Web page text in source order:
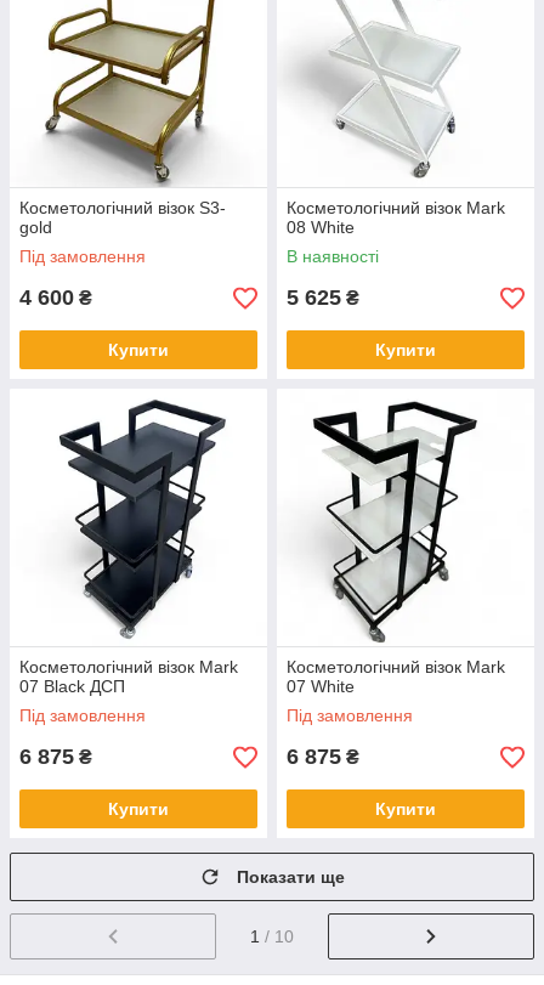
Косметологічний візок S3-
gold
Під замовлення
4 600 ₴
Купити
Косметологічний візок Mark
08 White
В наявності
5 625 ₴
Купити
Косметологічний візок Mark
07 Black ДСП
Під замовлення
6 875 ₴
Купити
Косметологічний візок Mark
07 White
Під замовлення
6 875 ₴
Купити
Показати ще
1 / 10